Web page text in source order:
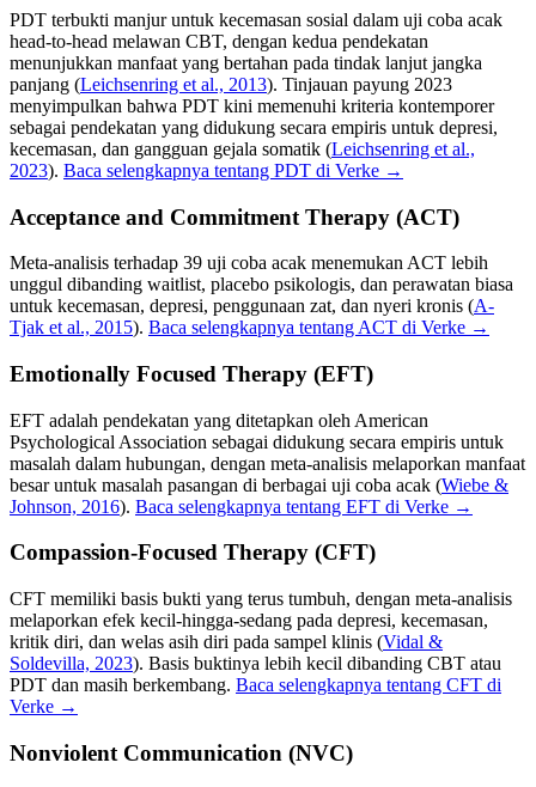
PDT terbukti manjur untuk kecemasan sosial dalam uji coba acak
head-to-head melawan CBT, dengan kedua pendekatan
menunjukkan manfaat yang bertahan pada tindak lanjut jangka
panjang (Leichsenring et al., 2013). Tinjauan payung 2023
menyimpulkan bahwa PDT kini memenuhi kriteria kontemporer
sebagai pendekatan yang didukung secara empiris untuk depresi,
kecemasan, dan gangguan gejala somatik (Leichsenring et al.,
2023). Baca selengkapnya tentang PDT di Verke →
Acceptance and Commitment Therapy (ACT)
Meta-analisis terhadap 39 uji coba acak menemukan ACT lebih
unggul dibanding waitlist, placebo psikologis, dan perawatan biasa
untuk kecemasan, depresi, penggunaan zat, dan nyeri kronis (A-
Tjak et al., 2015). Baca selengkapnya tentang ACT di Verke →
Emotionally Focused Therapy (EFT)
EFT adalah pendekatan yang ditetapkan oleh American
Psychological Association sebagai didukung secara empiris untuk
masalah dalam hubungan, dengan meta-analisis melaporkan manfaat
besar untuk masalah pasangan di berbagai uji coba acak (Wiebe &
Johnson, 2016). Baca selengkapnya tentang EFT di Verke →
Compassion-Focused Therapy (CFT)
CFT memiliki basis bukti yang terus tumbuh, dengan meta-analisis
melaporkan efek kecil-hingga-sedang pada depresi, kecemasan,
kritik diri, dan welas asih diri pada sampel klinis (Vidal &
Soldevilla, 2023). Basis buktinya lebih kecil dibanding CBT atau
PDT dan masih berkembang. Baca selengkapnya tentang CFT di
Verke →
Nonviolent Communication (NVC)